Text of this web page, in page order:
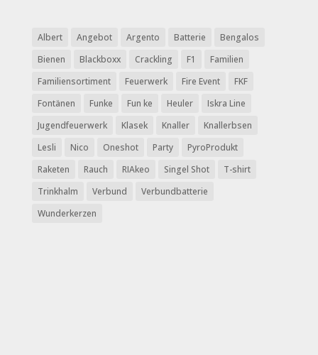
Albert Angebot Argento Batterie
Bengalos
Bienen
Blackboxx Crackling F1
Familien
Familiensortiment
Feuerwerk Fire Event
FKF
Fontänen
Funke Fun ke Heuler
Iskra Line
Jugendfeuerwerk
Klasek Knaller
Knallerbsen
Lesli
Nico Oneshot Party
PyroProdukt
Raketen
Rauch RIAkeo Singel Shot
T-shirt
Trinkhalm
Verbund
Verbundbatterie
Wunderkerzen